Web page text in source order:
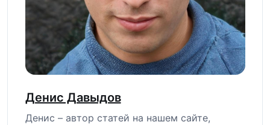
Денис Давыдов
Денис – автор статей на нашем сайте,